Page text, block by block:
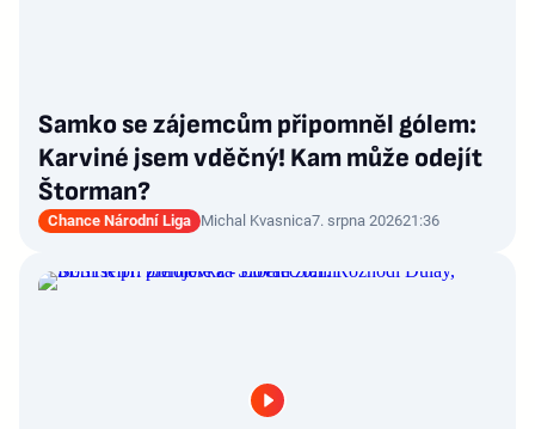
Samko se zájemcům připomněl gólem:
Karviné jsem vděčný! Kam může odejít
Štorman?
Chance Národní Liga Michal Kvasnica7. srpna 202621:36